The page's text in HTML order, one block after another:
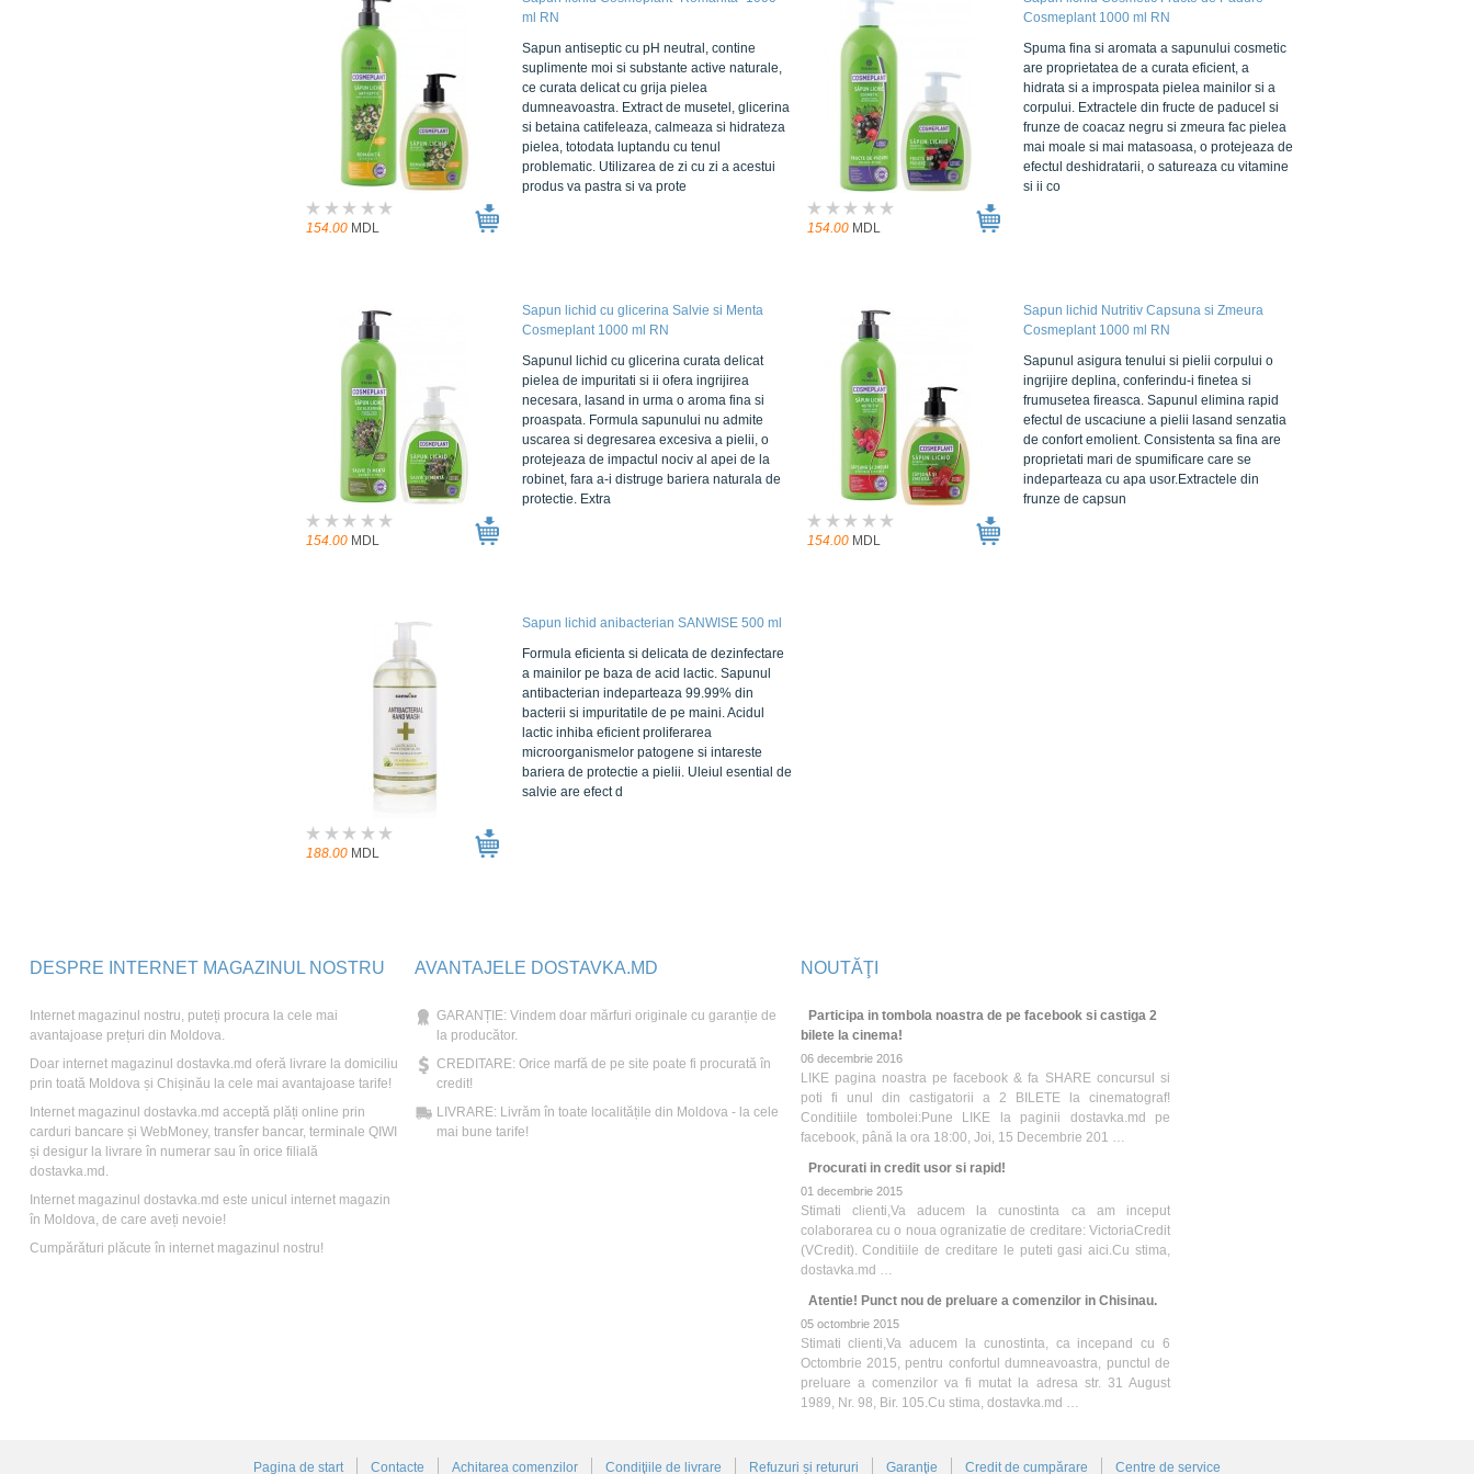
154.00 MDL
ml RN
Sapun antiseptic cu pH neutral, contine
suplimente moi si substante active naturale,
ce curata delicat cu grija pielea
dumneavoastra. Extract de musetel, glicerina
si betaina catifeleaza, calmeaza si hidrateza
pielea, totodata luptandu cu tenul
problematic. Utilizarea de zi cu zi a acestui
produs va pastra si va prote
154.00 MDL
Cosmeplant 1000 ml RN
Spuma fina si aromata a sapunului cosmetic
are proprietatea de a curata eficient, a
hidrata si a improspata pielea mainilor si a
corpului. Extractele din fructe de paducel si
frunze de coacaz negru si zmeura fac pielea
mai moale si mai matasoasa, o protejeaza de
efectul deshidratarii, o satureaza cu vitamine
si ii co
154.00 MDL
Sapun lichid cu glicerina Salvie si Menta
Cosmeplant 1000 ml RN
Sapunul lichid cu glicerina curata delicat
pielea de impuritati si ii ofera ingrijirea
necesara, lasand in urma o aroma fina si
proaspata. Formula sapunului nu admite
uscarea si degresarea excesiva a pielii, o
protejeaza de impactul nociv al apei de la
robinet, fara a-i distruge bariera naturala de
protectie. Extra
154.00 MDL
Sapun lichid Nutritiv Capsuna si Zmeura
Cosmeplant 1000 ml RN
Sapunul asigura tenului si pielii corpului o
ingrijire deplina, conferindu-i finetea si
frumusetea fireasca. Sapunul elimina rapid
efectul de uscaciune a pielii lasand senzatia
de confort emolient. Consistenta sa fina are
proprietati mari de spumificare care se
indeparteaza cu apa usor.Extractele din
frunze de capsun
188.00 MDL
Sapun lichid anibacterian SANWISE 500 ml
Formula eficienta si delicata de dezinfectare
a mainilor pe baza de acid lactic. Sapunul
antibacterian indeparteaza 99.99% din
bacterii si impuritatile de pe maini. Acidul
lactic inhiba eficient proliferarea
microorganismelor patogene si intareste
bariera de protectie a pielii. Uleiul esential de
salvie are efect d
DESPRE INTERNET MAGAZINUL NOSTRU
Internet magazinul nostru, puteți procura la cele mai
avantajoase prețuri din Moldova.
Doar internet magazinul dostavka.md oferă livrare la domiciliu
prin toată Moldova și Chișinău la cele mai avantajoase tarife!
Internet magazinul dostavka.md acceptă plăți online prin
carduri bancare și WebMoney, transfer bancar, terminale QIWI
și desigur la livrare în numerar sau în orice filială
dostavka.md.
Internet magazinul dostavka.md este unicul internet magazin
în Moldova, de care aveți nevoie!
Cumpărături plăcute în internet magazinul nostru!
AVANTAJELE DOSTAVKA.MD
GARANȚIE: Vindem doar mărfuri originale cu garanție de
la producător.
CREDITARE: Orice marfă de pe site poate fi procurată în
credit!
LIVRARE: Livrăm în toate localitățile din Moldova - la cele
mai bune tarife!
NOUTĂŢI
Participa in tombola noastra de pe facebook si castiga 2
bilete la cinema!
06 decembrie 2016
LIKE pagina noastra pe facebook & fa SHARE concursul si
poti fi unul din castigatorii a 2 BILETE la cinematograf!
Conditiile tombolei:Pune LIKE la paginii dostavka.md pe
facebook, până la ora 18:00, Joi, 15 Decembrie 201 …
Procurati in credit usor si rapid!
01 decembrie 2015
Stimati clienti,Va aducem la cunostinta ca am inceput
colaborarea cu o noua ogranizatie de creditare: VictoriaCredit
(VCredit). Conditiile de creditare le puteti gasi aici.Cu stima,
dostavka.md …
Atentie! Punct nou de preluare a comenzilor in Chisinau.
05 octombrie 2015
Stimati clienti,Va aducem la cunostinta, ca incepand cu 6
Octombrie 2015, pentru confortul dumneavoastra, punctul de
preluare a comenzilor va fi mutat la adresa str. 31 August
1989, Nr. 98, Bir. 105.Cu stima, dostavka.md …
Pagina de start Contacte Achitarea comenzilor Condiţiile de livrare Refuzuri și retururi Garanţie Credit de cumpărare Centre de service